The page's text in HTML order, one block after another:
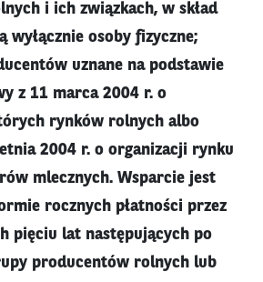
i ich związkach, w skład
wyłącznie osoby fizyczne;
uznane na podstawie
z 11 marca 2004 r. о
rynków rolnych albo
2004 r. o organizacji rynku
mlecznych. Wsparcie jest
rocznych płatności przez
pięciu lat następujących po
producentów rolnych lub